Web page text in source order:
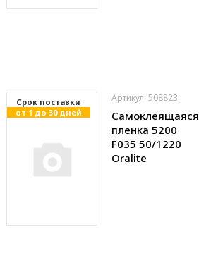
Cрок поставки
от 1 до 30 дней
Артикул: 508823
Самоклеящаяся
пленка 5200
F035 50/1220
Oralite